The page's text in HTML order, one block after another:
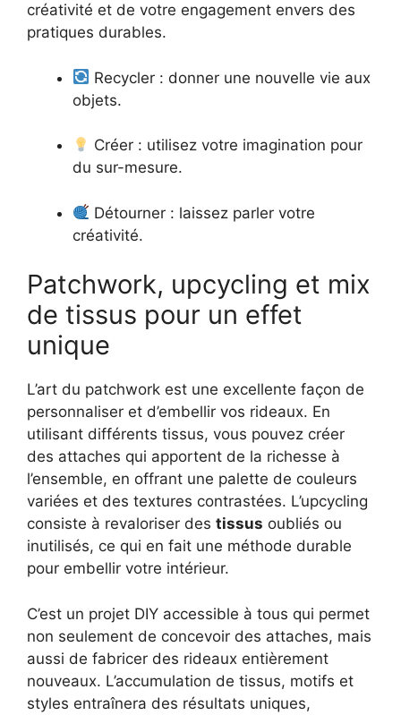
créativité et de votre engagement envers des
pratiques durables.
Recycler : donner une nouvelle vie aux
objets.
Créer : utilisez votre imagination pour
du sur-mesure.
Détourner : laissez parler votre
créativité.
Patchwork, upcycling et mix
de tissus pour un effet
unique
L’art du patchwork est une excellente façon de
personnaliser et d’embellir vos rideaux. En
utilisant différents tissus, vous pouvez créer
des attaches qui apportent de la richesse à
l’ensemble, en offrant une palette de couleurs
variées et des textures contrastées. L’upcycling
consiste à revaloriser des tissus oubliés ou
inutilisés, ce qui en fait une méthode durable
pour embellir votre intérieur.
C’est un projet DIY accessible à tous qui permet
non seulement de concevoir des attaches, mais
aussi de fabricer des rideaux entièrement
nouveaux. L’accumulation de tissus, motifs et
styles entraînera des résultats uniques,